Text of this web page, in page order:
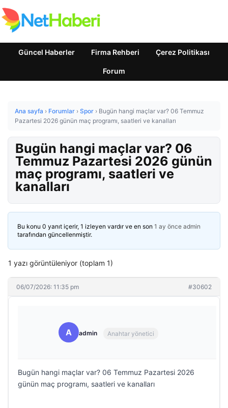
Güncel Haberler Firma Rehberi Çerez Politikası
Forum
Ana sayfa › Forumlar › Spor › Bugün hangi maçlar var? 06 Temmuz
Pazartesi 2026 günün maç programı, saatleri ve kanalları
Bugün hangi maçlar var? 06
Temmuz Pazartesi 2026 günün
maç programı, saatleri ve
kanalları
Bu konu 0 yanıt içerir, 1 izleyen vardır ve en son 1 ay önce admin
tarafından güncellenmiştir.
1 yazı görüntüleniyor (toplam 1)
06/07/2026: 11:35 pm #30602
A admin Anahtar yönetici
Bugün hangi maçlar var? 06 Temmuz Pazartesi 2026
günün maç programı, saatleri ve kanalları